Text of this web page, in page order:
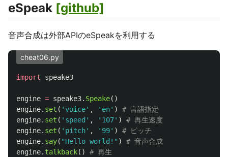
eSpeak [github]
音声合成は外部APIのeSpeakを利用する
cheat06.py
import speake3
engine = speake3. Speake()
engine. set ( ' voice' , ' en' )
engine. set ( ' speed ' , ' 107' )
engine. set ( ' pitch' , ' 99' )
engine. say( "Hello world! " )
engine. talkback()